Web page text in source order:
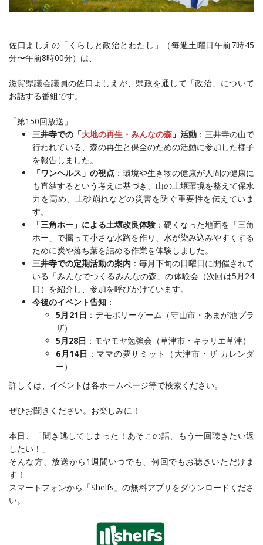
佐口よしえの「くらしと政治とわたし‪」（毎週土曜日午前7時45
分〜午前8時00分）は、
滋賀県議会議員の佐口よしえが、県政を通して「政治」について
お話する番組です。
「第150回放送」
三井寺での「大地の再生・みんなの森 」活動 ：三井寺の山で
行われている、森の再生と保全のための活動に参加した様子
を報告しました。
「ワンヘルス」の視点 ：環境や生き物の健康が人間の健康に
も直結するという考えに基づき、山の土壌環境を整えて保水
力を高め、土砂崩れなどの災害を防ぐ重要性を伝えていま
す。
「三角ホー」による土壌改良体験 ：硬くなった地面を「三角
ホー」で掘って小さな水路を作り、水が染み込みやすくする
ために炭や落ち葉を詰める作業を体験しました。
三井寺での定期活動の案内 ：毎月下旬の日曜日に開催されて
いる「みんなでつくるみんなの森」の体験会（次回は5月24
日）を紹介し、参加を呼びかけています。
今後のイベント告知 ：
5月21日 ：デモポリーゲーム（守山市・あまが池プラ
ザ）
5月28日 ：モヤモヤ勉強会（草津市・キラリエ草津）
6月14日 ：ママの夢サミット（大津市・ザ カレンダ
ー）
詳しくは、イベントは各ホームページ等で検索ください。
ぜひお聞きください。お楽しみに！
本日、「聞き逃してしまった！あそこの話、もう一回聴きたい返
したい！」
そんな方、放送から1週間いつでも、何回でもお聴きいただけま
す！
スマートフォンから「Shelfs」の無料アプリをダウンロードくださ
い。